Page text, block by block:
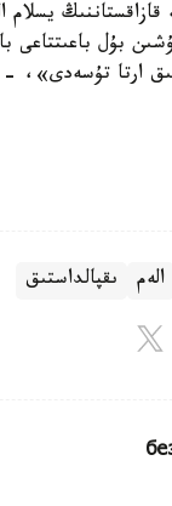
بۇل باعىتتاعى
ارتا
الەم ىقپالداستىق